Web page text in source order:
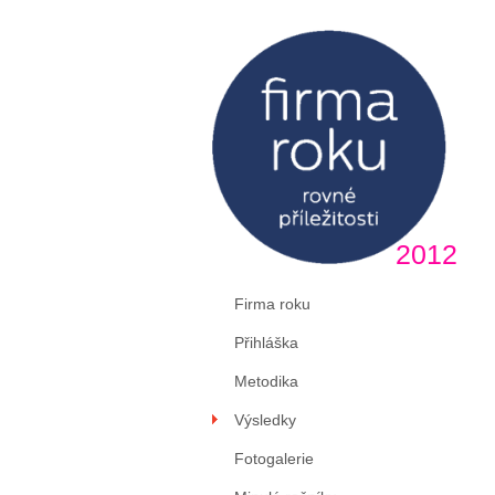
2012
Firma roku
Přihláška
Metodika
Výsledky
Fotogalerie